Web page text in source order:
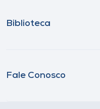
Biblioteca
Fale Conosco